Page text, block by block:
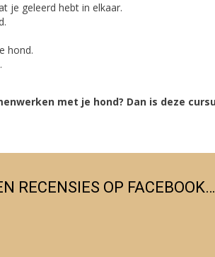
je geleerd hebt in elkaar.
hond.
met je hond? Dan is deze
RECENSIES OP